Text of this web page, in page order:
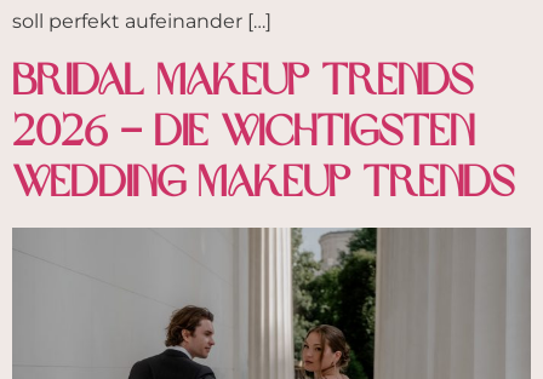
soll perfekt aufeinander […]
Bridal Makeup Trends
2026 – Die wichtigsten
Wedding Makeup Trends